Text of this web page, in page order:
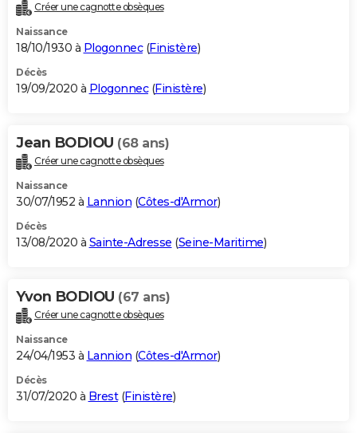
Créer une cagnotte obsèques
Naissance
18/10/1930 à Plogonnec(Finistère)
Décès
19/09/2020 à Plogonnec(Finistère)
Jean BODIOU (68 ans)
Créer une cagnotte obsèques
Naissance
30/07/1952 à Lannion (Côtes-d'Armor)
Décès
13/08/2020 à Sainte-Adresse (Seine-Maritime)
Yvon BODIOU (67 ans)
Créer une cagnotte obsèques
Naissance
24/04/1953 à Lannion (Côtes-d'Armor)
Décès
31/07/2020 à Brest(Finistère)